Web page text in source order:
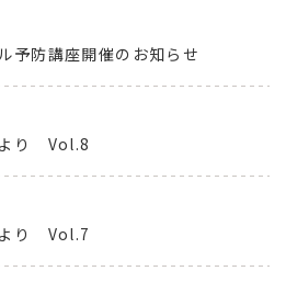
予防講座開催のお知らせ
より Vol.8
より Vol.7